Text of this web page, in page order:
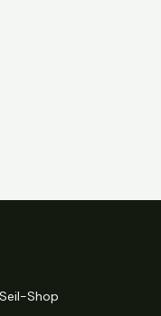
Shop